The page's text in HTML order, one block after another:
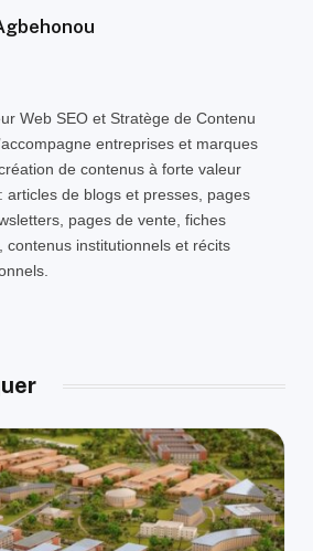
Web SEO et Stratège de Contenu
entreprises et marques
de contenus à forte valeur
articles de blogs et presses, pages
pages de vente, fiches
contenus institutionnels et récits